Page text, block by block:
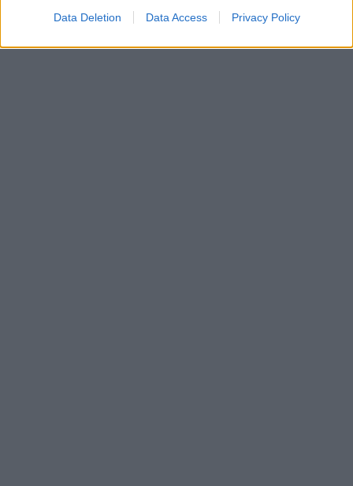
Data Deletion Data Access Privacy Policy